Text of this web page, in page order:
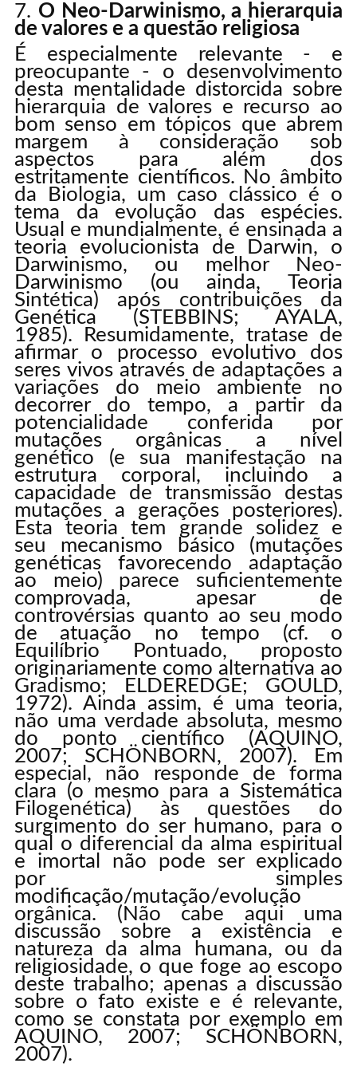
O Neo-Darwinismo, a hierarquia
de valores e a questão religiosa
É especialmente relevante - e
preocupante - o desenvolvimento
desta mentalidade distorcida sobre
hierarquia de valores e recurso ao
bom senso em tópicos que abrem
margem à consideração sob
aspectos para além dos
estritamente científicos. No âmbito
da Biologia, um caso clássico é o
tema da evolução das espécies.
Usual e mundialmente, é ensinada a
teoria evolucionista de Darwin, o
Darwinismo, ou melhor Neo-
Darwinismo (ou ainda, Teoria
Sintética) após contribuições da
Genética (STEBBINS; AYALA,
1985). Resumidamente, tratase de
afirmar o processo evolutivo dos
seres vivos através de adaptações a
variações do meio ambiente no
decorrer do tempo, a partir da
potencialidade conferida por
mutações orgânicas a nível
genético (e sua manifestação na
estrutura corporal, incluindo a
capacidade de transmissão destas
mutações a gerações posteriores).
Esta teoria tem grande solidez e
seu mecanismo básico (mutações
genéticas favorecendo adaptação
ao meio) parece suficientemente
comprovada, apesar de
controvérsias quanto ao seu modo
de atuação no tempo (cf. o
Equilíbrio Pontuado, proposto
originariamente como alternativa ao
Gradismo; ELDEREDGE; GOULD,
1972). Ainda assim, é uma teoria,
não uma verdade absoluta, mesmo
do ponto científico (AQUINO,
2007; SCHÖNBORN, 2007). Em
especial, não responde de forma
clara (o mesmo para a Sistemática
Filogenética) às questões do
surgimento do ser humano, para o
qual o diferencial da alma espiritual
e imortal não pode ser explicado
por simples
modificação/mutação/evolução
orgânica. (Não cabe aqui uma
discussão sobre a existência e
natureza da alma humana, ou da
religiosidade, o que foge ao escopo
deste trabalho; apenas a discussão
sobre o fato existe e é relevante,
como se constata por exemplo em
AQUINO, 2007; SCHÖNBORN,
2007).